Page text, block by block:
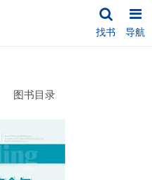
找书 导航
图书目录